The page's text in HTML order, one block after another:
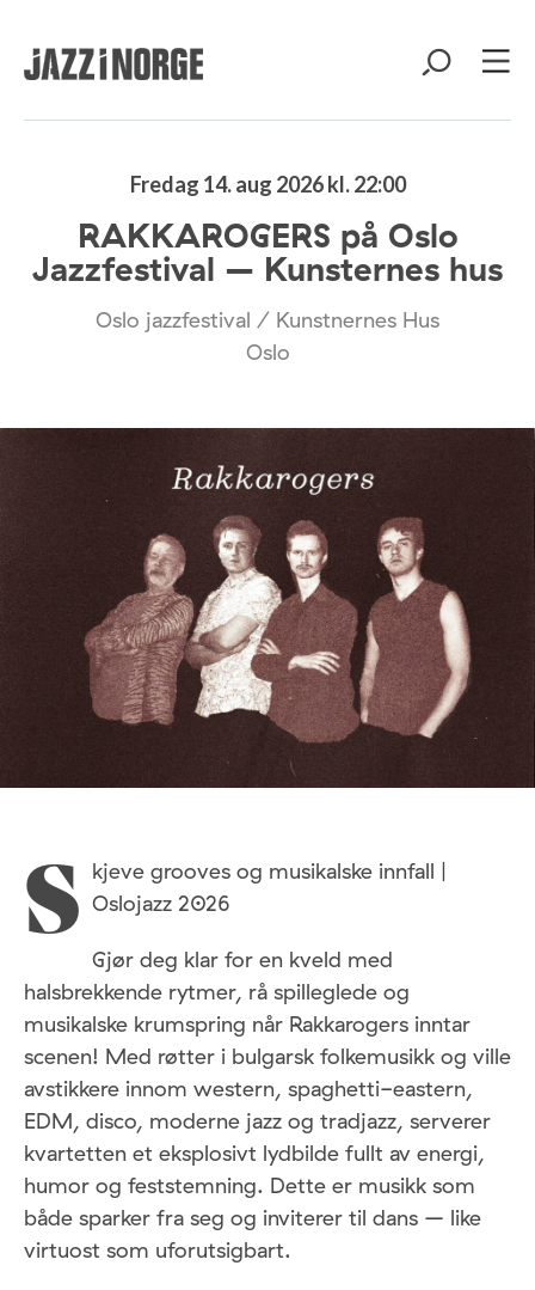
Fredag 14. aug 2026 kl. 22:00
RAKKAROGERS på Oslo
Jazzfestival – Kunsternes hus
Oslo jazzfestival / Kunstnernes Hus
Oslo
S kjeve grooves og musikalske innfall |
Oslojazz 2026
Gjør deg klar for en kveld med
halsbrekkende rytmer, rå spilleglede og
musikalske krumspring når Rakkarogers inntar
scenen! Med røtter i bulgarsk folkemusikk og ville
avstikkere innom western, spaghetti-eastern,
EDM, disco, moderne jazz og tradjazz, serverer
kvartetten et eksplosivt lydbilde fullt av energi,
humor og feststemning. Dette er musikk som
både sparker fra seg og inviterer til dans – like
virtuost som uforutsigbart.